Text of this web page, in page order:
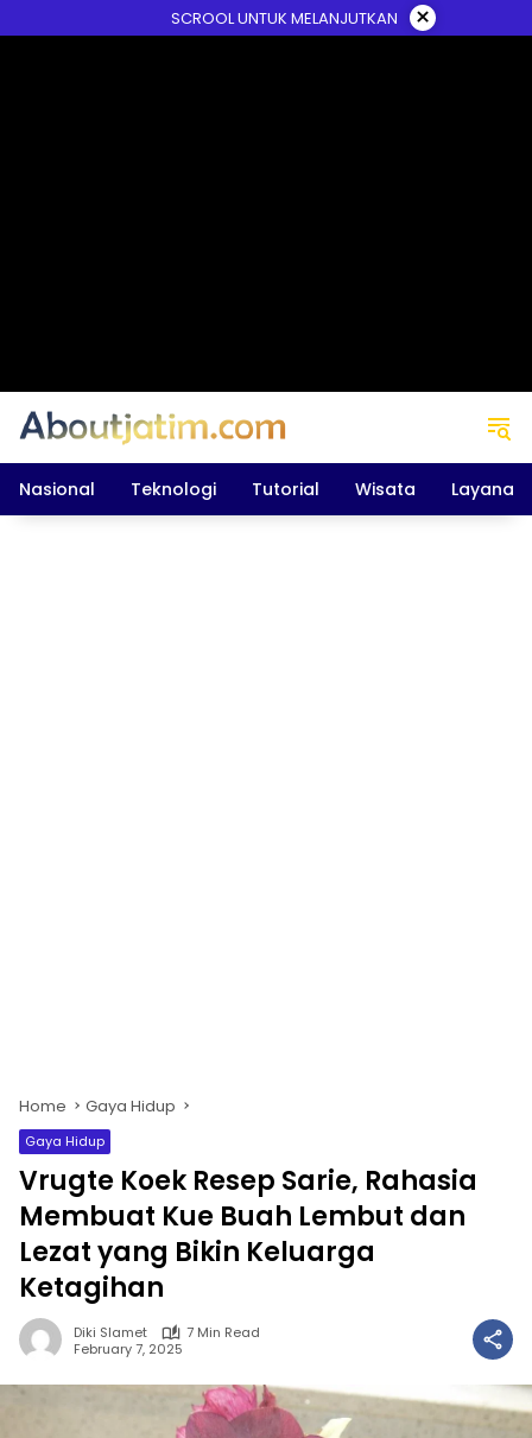
to
SCROOL UNTUK MELANJUTKAN ×
Nasional Teknologi Tutorial Wisata Layanan
Home Gaya Hidup
Gaya Hidup
Vrugte Koek Resep Sarie, Rahasia
Membuat Kue Buah Lembut dan
Lezat yang Bikin Keluarga
Ketagihan
Diki Slamet
7 Min Read
February 7, 2025